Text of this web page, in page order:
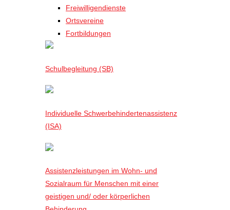
Freiwilligendienste
Ortsvereine
Fortbildungen
Schulbegleitung (SB)
Individuelle Schwerbehindertenassistenz
(ISA)
Assistenzleistungen im Wohn- und
Sozialraum für Menschen mit einer
geistigen und/ oder körperlichen